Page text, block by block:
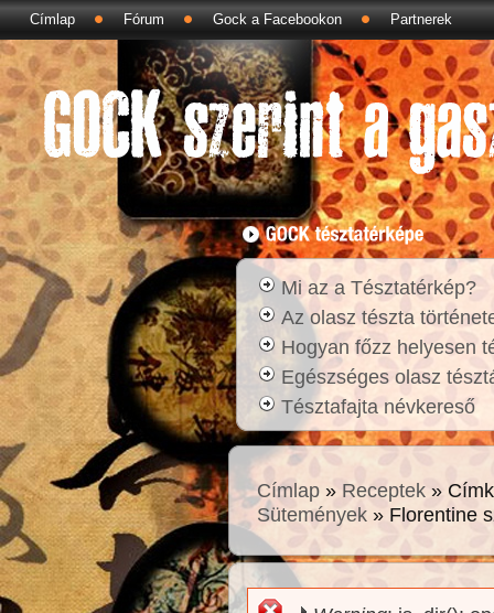
Címlap Fórum Gock a Facebookon Partnerek
Mi az a Tésztatérkép?
Az olasz tészta
Hogyan főzz helyesen
Egészséges olasz
Tésztafajta névkereső
Címlap » Receptek »
Sütemények » Florentine